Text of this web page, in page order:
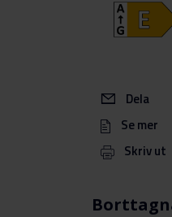
Dela
Se mer
Skriv ut